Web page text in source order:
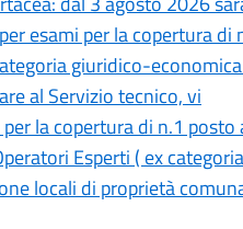
esami per la copertura
giuridico-
al Servizio tecnico, vi
la copertura di n.1
Esperti ( ex
locali di proprietà